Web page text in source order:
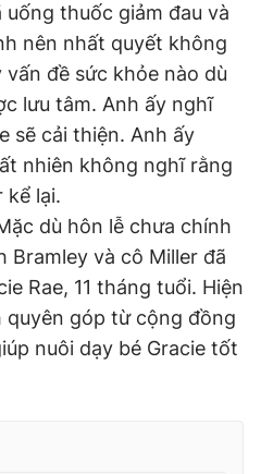
thuốc giảm đau và
nên nhất quyết không
đề sức khỏe nào dù
lưu tâm. Anh ấy nghĩ
sẽ cải thiện. Anh ấy
nhiên không nghĩ rằng
kể lại.
dù hôn lễ chưa chính
Bramley và cô Miller đã
Rae, 11 tháng tuổi. Hiện
góp từ cộng đồng
nuôi dạy bé Gracie tốt